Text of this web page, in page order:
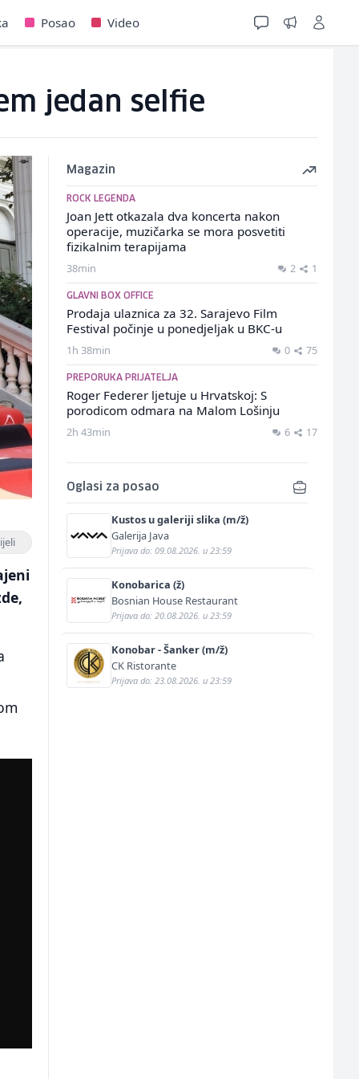
Posao Video
jedan selfie
Magazin
ROCK LEGENDA
Joan Jett otkazala dva koncerta nakon
operacije, muzičarka se mora posvetiti
fizikalnim terapijama
38min 2 1
GLAVNI BOX OFFICE
Prodaja ulaznica za 32. Sarajevo Film
Festival počinje u ponedjeljak u BKC-u
1h 38min 0 75
PREPORUKA PRIJATELJA
Roger Federer ljetuje u Hrvatskoj: S
porodicom odmara na Malom Lošinju
2h 43min 6 17
Oglasi za posao
Kustos u galeriji slika (m/ž)
Galerija Java
Prijava do: 09.08.2026. u 23:59
Konobarica (ž)
Bosnian House Restaurant
Prijava do: 20.08.2026. u 23:59
Konobar - Šanker (m/ž)
CK Ristorante
Prijava do: 23.08.2026. u 23:59